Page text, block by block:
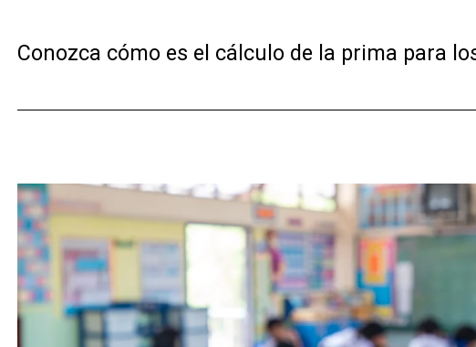
Conozca cómo es el cálculo de la prima para